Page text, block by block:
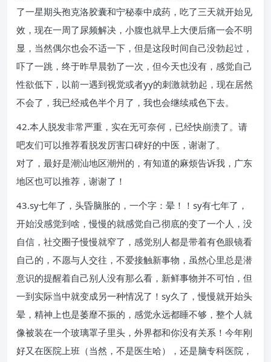
了一星期头孢克洛胶囊和宁秘泰中成药，吃了三天就开始见
效，现在一周了尿频解决，小腹也就早上大便后痛一会不明
显，当然偶尔也会不适一下，但是这段时间自己没勃起过，
吓了一跳，终于昨早晨勃了一次，但今天也没有，感觉自己
性欲低下，以前一遇到视觉或者yy的刺激就勃起，现在居然
不会了，我已经戒色半个月了，我也会继续戒色下去。
42.本人脱发非常严重，实在无可奈何，已经快崩溃了。请
吧友们可以推荐看脱发厉害口碑好的中医，谢谢了。
对了，最好是潮汕地区潮州的，有知道的麻烦告诉我，广东
地区也可以推荐，谢谢了！
43.sy七年了，头昏脑胀的，一个字：晕！！sy有七年了，
开始没感觉到啥，慢慢的就感觉自己彻底的变了一个人，没
自信，社交圈子慢慢就窄了，感觉别人都是带着有色眼镜看
自己的，不愿与人交往，不爱接触新事物，虽然心里总是潜
意识的提醒着自己别人没有那么看，新鲜事物并不可怕，但
一到实际当中就变成另一种情况了！sy久了，慢慢就开始头
晕，精神上也是萎靡不振的，感觉永远都睡不够，整个人就
像被装在一个玻璃罩子里头，外界都和你没有关系！今年刚
好又在医院上班（当然，不是医生哈），还是脑专科医院，